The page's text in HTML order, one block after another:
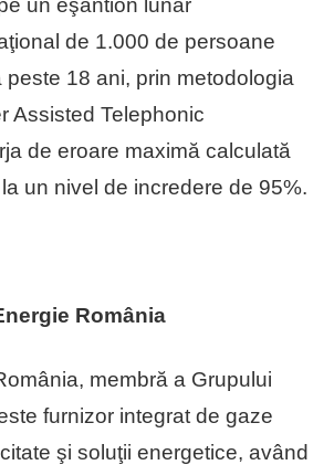
un eşantion lunar
de 1.000 de persoane
peste 18 ani, prin metodologia
Assisted Telephonic
de eroare maximă calculată
un nivel de incredere de 95%.
România
membră a Grupului
furnizor integrat de gaze
şi soluţii energetice, având